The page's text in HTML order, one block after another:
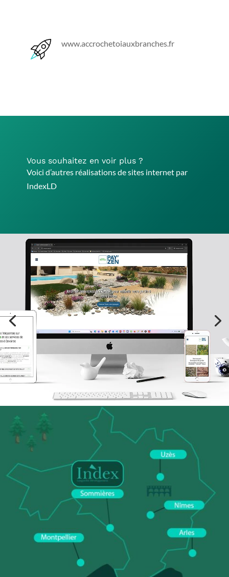
www.accrochetoiauxbranches.fr
Vous souhaitez en voir plus ?
Voici d’autres réalisations de sites internet par
IndexLD